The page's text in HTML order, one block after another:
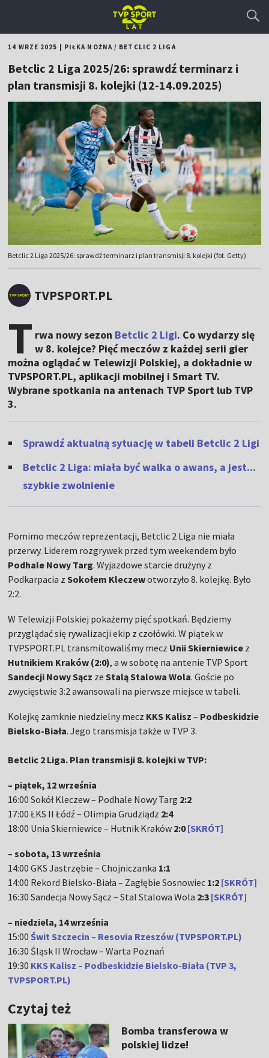
14 WRZE 2025 PIŁKA NOŻNA/ BETCLIC 2 LIGA
Betclic 2 Liga 2025/26: sprawdź terminarz i
plan transmisji 8. kolejki (12-14.09.2025)
Betclic 2 Liga 2025/26: sprawdź terminarz i plan transmisji 8. kolejki (fot. Getty)
TVPSPORT.PL
T rwa nowy sezon Betclic 2 Ligi. Co wydarzy się
w 8. kolejce? Pięć meczów z każdej serii gier
można oglądać w Telewizji Polskiej, a dokładnie w
TVPSPORT.PL, aplikacji mobilnej i Smart TV.
Wybrane spotkania na antenach TVP Sport lub TVP
3.
Sprawdź aktualną sytuację w tabeli Betclic 2 Ligi
Betclic 2 Liga: miała być walka o awans, a jest...
szybkie zwolnienie
Pomimo meczów reprezentacji, Betclic 2 Liga nie miała
przerwy. Liderem rozgrywek przed tym weekendem było
Podhale Nowy Targ. Wyjazdowe starcie drużyny z
Podkarpacia zSokołem Kleczewotworzyło 8. kolejkę. Było
2:2.
W Telewizji Polskiej pokażemy pięć spotkań. Będziemy
przyglądać się rywalizacji ekip z czołówki. W piątek w
TVPSPORT.PL transmitowaliśmy mecz Unii Skierniewice z
Hutnikiem Kraków (2:0), a w sobotę na antenie TVP Sport
Sandecji Nowy Sącz zeStalą Stalowa Wola. Goście po
zwycięstwie 3:2 awansowali na pierwsze miejsce w tabeli.
Kolejkę zamknie niedzielny mecz KKS Kalisz – Podbeskidzie
Bielsko-Biała. Jego transmisja także w TVP 3.
Betclic 2 Liga. Plan transmisji 8. kolejki w TVP:
– piątek, 12 września
16:00 Sokół Kleczew – Podhale Nowy Targ 2:2
17:00 ŁKS II Łódź – Olimpia Grudziądz 2:4
18:00 Unia Skierniewice – Hutnik Kraków 2:0[SKRÓT]
– sobota, 13 września
14:00 GKS Jastrzębie – Chojniczanka 1:1
14:00 Rekord Bielsko-Biała – Zagłębie Sosnowiec 1:2 [SKRÓT]
16:30 Sandecja Nowy Sącz – Stal Stalowa Wola 2:3 [SKRÓT]
– niedziela, 14 września
15:00Świt Szczecin – Resovia Rzeszów (TVPSPORT.PL)
16:30 Śląsk II Wrocław – Warta Poznań
19:30 KKS Kalisz – Podbeskidzie Bielsko-Biała (TVP 3,
TVPSPORT.PL)
Czytaj też
Bomba transferowa w
polskiej lidze!